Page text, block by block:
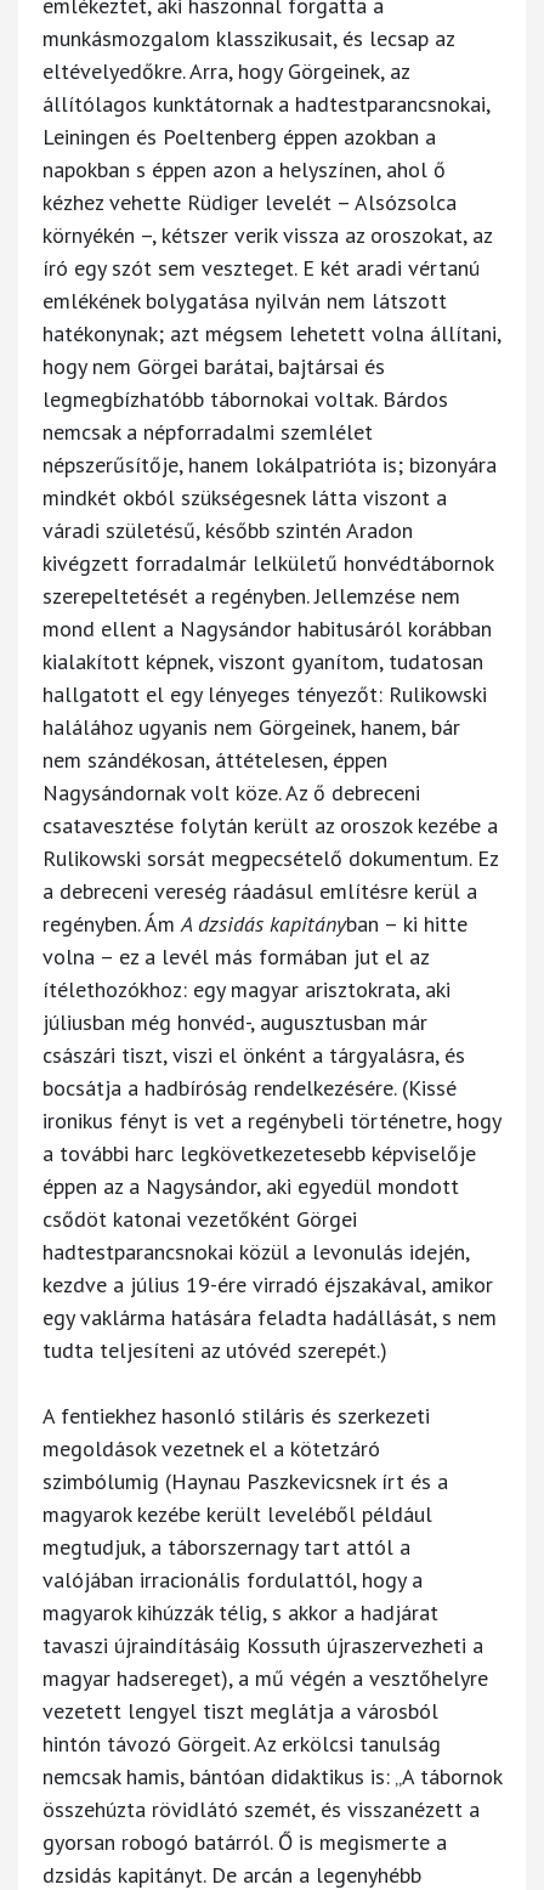
munkásmozgalom klasszikusait, és lecsap az
eltévelyedőkre. Arra, hogy Görgeinek, az
állítólagos kunktátornak a hadtestparancsnokai,
Leiningen és Poeltenberg éppen azokban a
napokban s éppen azon a helyszínen, ahol ő
kézhez vehette Rüdiger levelét – Alsózsolca
környékén –, kétszer verik vissza az oroszokat, az
író egy szót sem veszteget. E két aradi vértanú
emlékének bolygatása nyilván nem látszott
hatékonynak; azt mégsem lehetett volna állítani,
hogy nem Görgei barátai, bajtársai és
legmegbízhatóbb tábornokai voltak. Bárdos
nemcsak a népforradalmi szemlélet
népszerűsítője, hanem lokálpatrióta is; bizonyára
mindkét okból szükségesnek látta viszont a
váradi születésű, később szintén Aradon
kivégzett forradalmár lelkületű honvédtábornok
szerepeltetését a regényben. Jellemzése nem
mond ellent a Nagysándor habitusáról korábban
kialakított képnek, viszont gyanítom, tudatosan
hallgatott el egy lényeges tényezőt: Rulikowski
halálához ugyanis nem Görgeinek, hanem, bár
nem szándékosan, áttételesen, éppen
Nagysándornak volt köze. Az ő debreceni
csatavesztése folytán került az oroszok kezébe a
Rulikowski sorsát megpecsételő dokumentum. Ez
a debreceni vereség ráadásul említésre kerül a
regényben. ÁmA dzsidás kapitányban – ki hitte
volna – ez a levél más formában jut el az
ítélethozókhoz: egy magyar arisztokrata, aki
júliusban még honvéd-, augusztusban már
császári tiszt, viszi el önként a tárgyalásra, és
bocsátja a hadbíróság rendelkezésére. (Kissé
ironikus fényt is vet a regénybeli történetre, hogy
a további harc legkövetkezetesebb képviselője
éppen az a Nagysándor, aki egyedül mondott
csődöt katonai vezetőként Görgei
hadtestparancsnokai közül a levonulás idején,
kezdve a július 19-ére virradó éjszakával, amikor
egy vaklárma hatására feladta hadállását, s nem
tudta teljesíteni az utóvéd szerepét.)
A fentiekhez hasonló stiláris és szerkezeti
megoldások vezetnek el a kötetzáró
szimbólumig (Haynau Paszkevicsnek írt és a
magyarok kezébe került leveléből például
megtudjuk, a táborszernagy tart attól a
valójában irracionális fordulattól, hogy a
magyarok kihúzzák télig, s akkor a hadjárat
tavaszi újraindításáig Kossuth újraszervezheti a
magyar hadsereget), a mű végén a vesztőhelyre
vezetett lengyel tiszt meglátja a városból
hintón távozó Görgeit. Az erkölcsi tanulság
nemcsak hamis, bántóan didaktikus is: „A tábornok
összehúzta rövidlátó szemét, és visszanézett a
gyorsan robogó batárról. Ő is megismerte a
dzsidás kapitányt. De arcán a legenyhébb